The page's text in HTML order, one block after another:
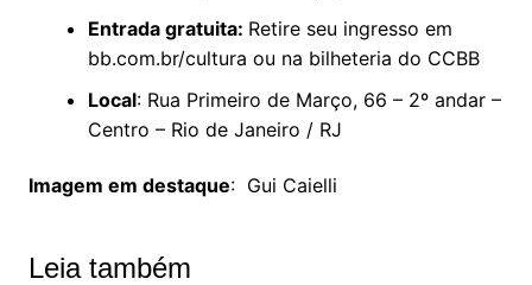
Entrada gratuita: Retire seu ingresso em
bb.com.br/cultura ou na bilheteria do CCBB
Local: Rua Primeiro de Março, 66 – 2º andar –
Centro – Rio de Janeiro / RJ
Imagem em destaque: Gui Caielli
Leia também